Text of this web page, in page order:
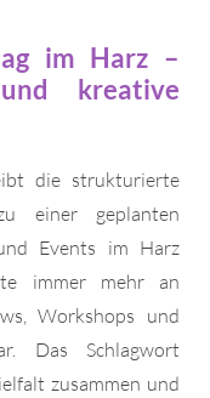
im Harz –
kreative
die strukturierte
einer geplanten
Events im Harz
immer mehr an
Workshops und
Das Schlagwort
zusammen und